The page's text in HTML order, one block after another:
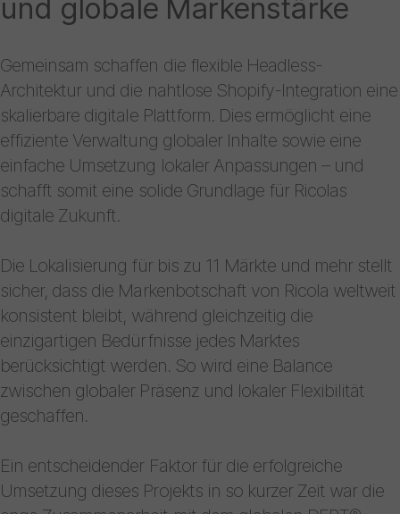
und globale Markenstärke
Gemeinsam schaffen die flexible Headless-
Architektur und die nahtlose Shopify-Integration eine
skalierbare digitale Plattform. Dies ermöglicht eine
effiziente Verwaltung globaler Inhalte sowie eine
einfache Umsetzung lokaler Anpassungen – und
schafft somit eine solide Grundlage für Ricolas
digitale Zukunft.
Die Lokalisierung für bis zu 11 Märkte und mehr stellt
sicher, dass die Markenbotschaft von Ricola weltweit
konsistent bleibt, während gleichzeitig die
einzigartigen Bedürfnisse jedes Marktes
berücksichtigt werden. So wird eine Balance
zwischen globaler Präsenz und lokaler Flexibilität
geschaffen.
Ein entscheidender Faktor für die erfolgreiche
Umsetzung dieses Projekts in so kurzer Zeit war die